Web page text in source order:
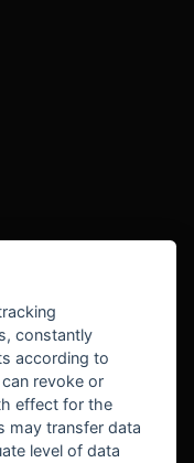
constantly
according to
revoke or
effect for the
may transfer data
level of data